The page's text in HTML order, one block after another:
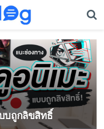
บถูกลิขสิทธิ์